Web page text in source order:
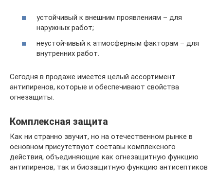
устойчивый к внешним проявлениям – для
наружных работ;
неустойчивый к атмосферным факторам – для
внутренних работ.
Сегодня в продаже имеется целый ассортимент
антипиренов, которые и обеспечивают свойства
огнезащиты.
Комплексная защита
Как ни странно звучит, но на отечественном рынке в
основном присутствуют составы комплексного
действия, объединяющие как огнезащитную функцию
антипиренов, так и биозащитную функцию антисептиков